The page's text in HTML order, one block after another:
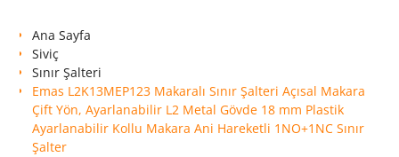
Ana Sayfa
Siviç
Sınır Şalteri
Emas L2K13MEP123 Makaralı Sınır Şalteri Açısal Makara
Çift Yön, Ayarlanabilir L2 Metal Gövde 18 mm Plastik
Ayarlanabilir Kollu Makara Ani Hareketli 1NO+1NC Sınır
Şalter